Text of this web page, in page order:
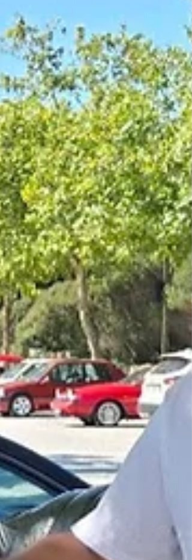
O Loures Clássicos celebra 13 anos de
dedicação ao Concelho de Loures
com a realização de um encontro
estático de carros clássicos e pré-
clássicos. Não são apenas 2 dias. São 13
anos e 160 encontros de trabalho
contínuo em prol do património
automóvel e da comunidade de
Há que comemorar este marco!
Encontro de clássicos e pré-clássicos
em Loures O Clássicos Portugal estará
presente com orgulho neste evento,
para apoiar e reconhecer o esforço
todos os envolvidos na